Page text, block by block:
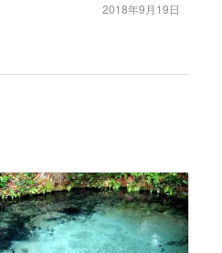
2018年9月19日